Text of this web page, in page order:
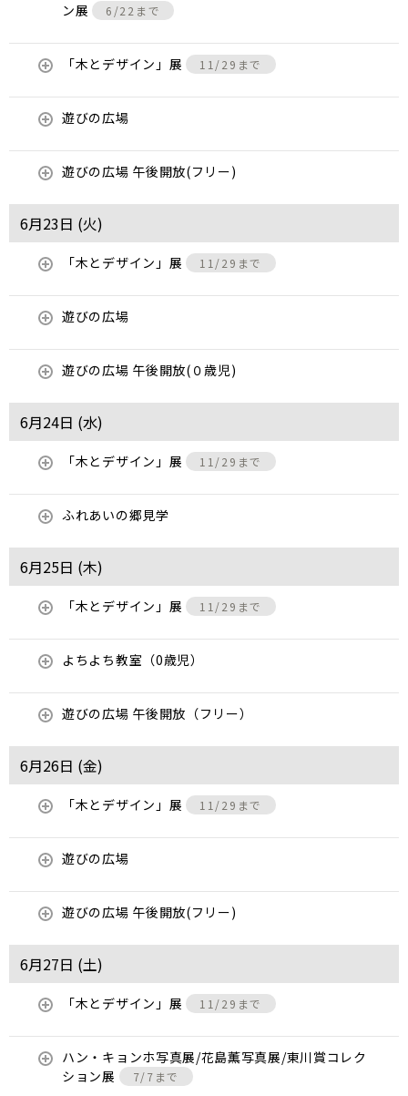
ン展
6/22まで
「木とデザイン」展 11/29まで
遊びの広場
遊びの広場 午後開放(フリー)
6月23日 (火)
「木とデザイン」展 11/29まで
遊びの広場
遊びの広場 午後開放(０歳児)
6月24日 (水)
「木とデザイン」展 11/29まで
ふれあいの郷見学
6月25日 (木)
「木とデザイン」展 11/29まで
よちよち教室（0歳児）
遊びの広場 午後開放（フリー）
6月26日 (金)
「木とデザイン」展 11/29まで
遊びの広場
遊びの広場 午後開放(フリー)
6月27日 (土)
「木とデザイン」展 11/29まで
ハン・キョンホ写真展/花島薫写真展/東川賞コレク
ション展
7/7まで